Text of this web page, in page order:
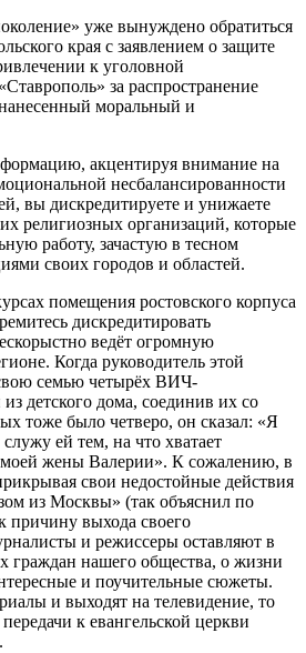
уже вынуждено обратиться
края с заявлением о защите
к уголовной
за распространение
моральный и
акцентируя внимание на
несбалансированности
вы дискредитируете и унижаете
религиозных организаций, которые
работу, зачастую в тесном
своих городов и областей.
помещения ростовского корпуса
дискредитировать
ведёт огромную
Когда руководитель этой
семью четырёх ВИЧ-
детского дома, соединив их со
тоже было четверо, он сказал: «Я
ей тем, на что хватает
жены Валерии». К сожалению, в
свои недостойные действия
из Москвы» (так объяснил по
причину выхода своего
и режиссеры оставляют в
граждан нашего общества, о жизни
и поучительные сюжеты.
и выходят на телевидение, то
к евангельской церкви